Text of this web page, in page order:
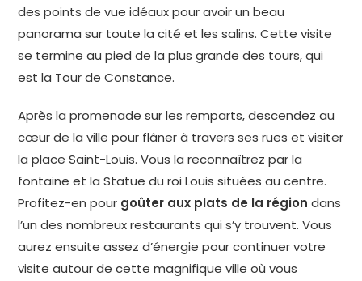
des points de vue idéaux pour avoir un beau
panorama sur toute la cité et les salins. Cette visite
se termine au pied de la plus grande des tours, qui
est la Tour de Constance.
Après la promenade sur les remparts, descendez au
cœur de la ville pour flâner à travers ses rues et visiter
la place Saint-Louis. Vous la reconnaîtrez par la
fontaine et la Statue du roi Louis situées au centre.
Profitez-en pour goûter aux plats de la région dans
l’un des nombreux restaurants qui s’y trouvent. Vous
aurez ensuite assez d’énergie pour continuer votre
visite autour de cette magnifique ville où vous